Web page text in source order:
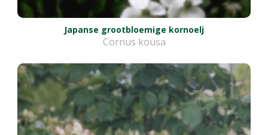
Japanse grootbloemige kornoelj
Cornus kousa